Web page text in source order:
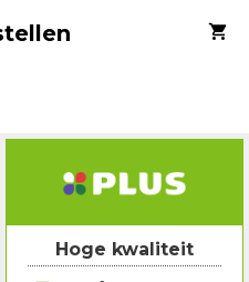
Hoge kwaliteit